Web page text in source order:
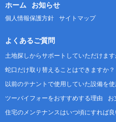
ホーム お知らせ
個人情報保護方針 サイトマップ
よくあるご質問
土地探しからサポートしていただけます
蛇口だけ取り替えることはできますか？
以前のテナントで使用していた設備を
ツーバイフォーをおすすめする理由
お
住宅のメンテナンスはいつ頃にすれば良